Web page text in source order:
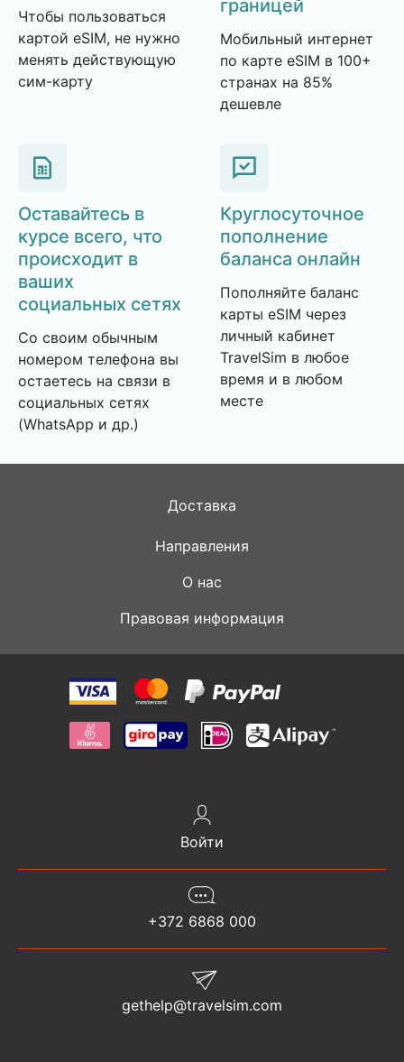
Чтобы пользоваться
картой eSIM, не нужно
менять действующую
сим-карту
границей
Мобильный интернет
по карте eSIM в 100+
странах на 85%
дешевле
Оставайтесь в
курсе всего, что
происходит в
ваших
социальных сетях
Со своим обычным
номером телефона вы
остаетесь на связи в
социальных сетях
(WhatsApp и др.)
Круглосуточное
пополнение
баланса онлайн
Пополняйте баланс
карты eSIM через
личный кабинет
TravelSim в любое
время и в любом
месте
Доставка
Направления
О нас
Правовая информация
Войти
+372 6868 000
gethelp@travelsim.com